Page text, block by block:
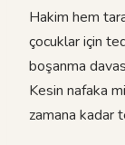
Hakim hem
çocuklar için
boşanma
Kesin nafaka
zamana kadar